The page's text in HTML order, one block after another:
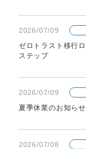
2026/07/09
ゼロトラスト移行
ステップ
2026/07/09
夏季休業のお知らせ
2026/07/08